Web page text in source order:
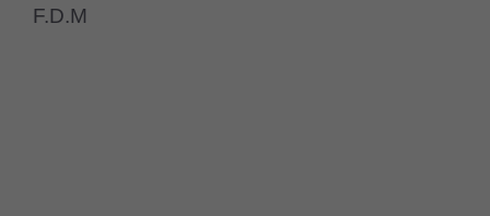
F.D.M